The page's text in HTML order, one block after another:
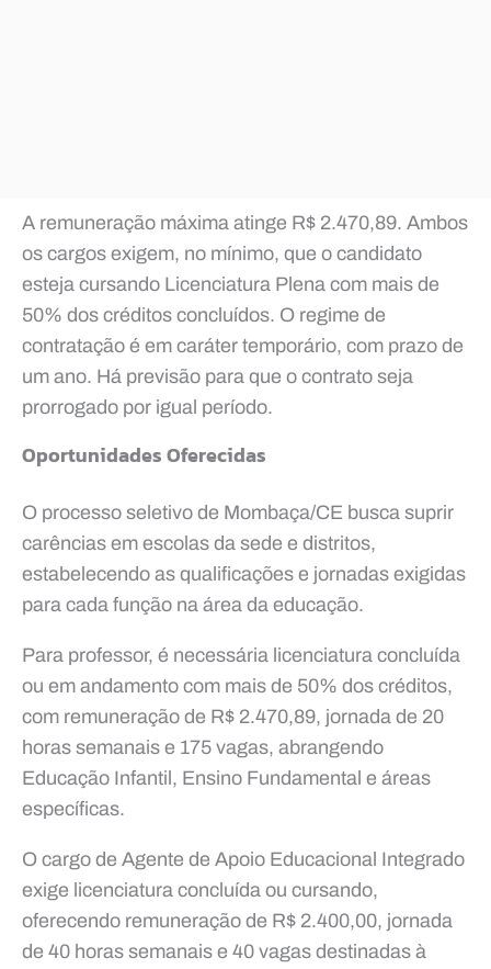
A remuneração máxima atinge R$ 2.470,89. Ambos
os cargos exigem, no mínimo, que o candidato
esteja cursando Licenciatura Plena com mais de
50% dos créditos concluídos. O regime de
contratação é em caráter temporário, com prazo de
um ano. Há previsão para que o contrato seja
prorrogado por igual período.
Oportunidades Oferecidas
O processo seletivo de Mombaça/CE busca suprir
carências em escolas da sede e distritos,
estabelecendo as qualificações e jornadas exigidas
para cada função na área da educação.
Para professor, é necessária licenciatura concluída
ou em andamento com mais de 50% dos créditos,
com remuneração de R$ 2.470,89, jornada de 20
horas semanais e 175 vagas, abrangendo
Educação Infantil, Ensino Fundamental e áreas
específicas.
O cargo de Agente de Apoio Educacional Integrado
exige licenciatura concluída ou cursando,
oferecendo remuneração de R$ 2.400,00, jornada
de 40 horas semanais e 40 vagas destinadas à